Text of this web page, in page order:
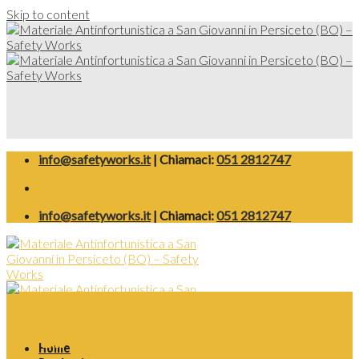
Skip to content
info@safetyworks.it| Chiamaci:051 2812747
info@safetyworks.it| Chiamaci:051 2812747
Home
Giubbotti